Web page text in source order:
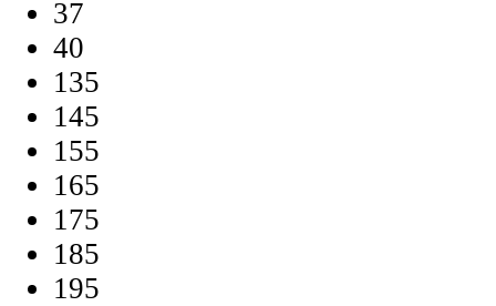
37
40
135
145
155
165
175
185
195